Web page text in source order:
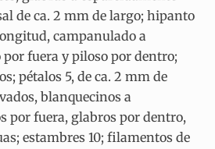
de ca. 2 mm de largo; hipanto
campanulado a
fuera y piloso por dentro;
pétalos 5, de ca. 2 mm de
blanquecinos a
por fuera, glabros por dentro,
estambres 10; filamentos de